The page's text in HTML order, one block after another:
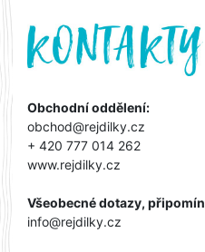
Obchodní oddělení:
obchod@rejdilky.cz
+ 420 777 014 262
www.rejdilky.cz
Všeobecné dotazy,
info@rejdilky.cz